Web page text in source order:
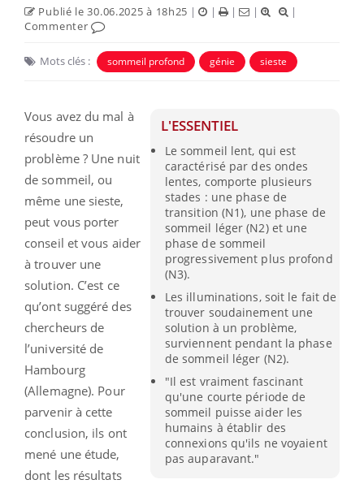
Publié le 30.06.2025 à 18h25 | | | |
|
Commenter
Mots clés : sommeil profond génie sieste
L'ESSENTIEL
Le sommeil lent, qui est
caractérisé par des ondes
lentes, comporte plusieurs
stades : une phase de
transition (N1), une phase de
sommeil léger (N2) et une
phase de sommeil
progressivement plus profond
(N3).
Les illuminations, soit le fait de
trouver soudainement une
solution à un problème,
surviennent pendant la phase
de sommeil léger (N2).
"Il est vraiment fascinant
qu'une courte période de
sommeil puisse aider les
humains à établir des
connexions qu'ils ne voyaient
pas auparavant."
Vous avez du mal à
résoudre un
problème ? Une nuit
de sommeil, ou
même une sieste,
peut vous porter
conseil et vous aider
à trouver une
solution. C’est ce
qu’ont suggéré des
chercheurs de
l’université de
Hambourg
(Allemagne). Pour
parvenir à cette
conclusion, ils ont
mené une étude,
dont les résultats